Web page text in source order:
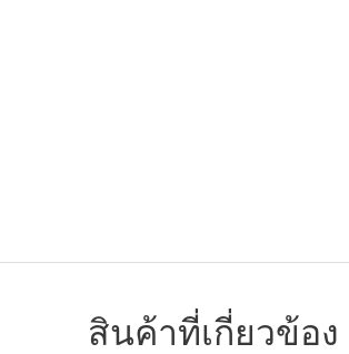
สินค้าที่เกี่ยวข้อง